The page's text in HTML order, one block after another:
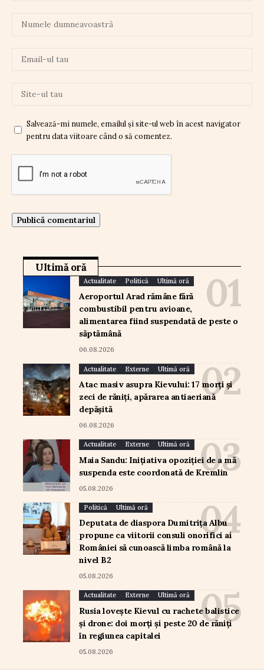
Salvează-mi numele, emailul și site-ul web în acest navigator
pentru data viitoare când o să comentez.
Ultimă oră
Actualitate Politică Ultimă oră
Aeroportul Arad rămâne fără
combustibil pentru avioane,
alimentarea fiind suspendată de peste o
săptămână
06.08.2026
Actualitate Externe Ultimă oră
Atac masiv asupra Kievului: 17 morți și
zeci de răniți, apărarea antiaeriană
depășită
06.08.2026
Actualitate Externe Ultimă oră
Maia Sandu: Inițiativa opoziției de a mă
suspenda este coordonată de Kremlin
05.08.2026
Politică Ultimă oră
Deputata de diaspora Dumitrița Albu
propune ca viitorii consuli onorifici ai
României să cunoască limba română la
nivel B2
05.08.2026
Actualitate Externe Ultimă oră
Rusia lovește Kievul cu rachete balistice
și drone: doi morți și peste 20 de răniți
în regiunea capitalei
05.08.2026